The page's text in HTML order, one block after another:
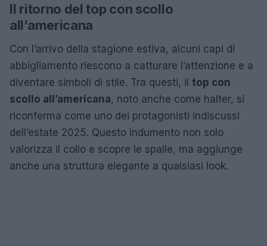
Il ritorno del top con scollo
all’americana
Con l’arrivo della stagione estiva, alcuni capi di
abbigliamento riescono a catturare l’attenzione e a
diventare simboli di stile. Tra questi, il top con
scollo all’americana, noto anche come halter, si
riconferma come uno dei protagonisti indiscussi
dell’estate 2025. Questo indumento non solo
valorizza il collo e scopre le spalle, ma aggiunge
anche una struttura elegante a qualsiasi look.